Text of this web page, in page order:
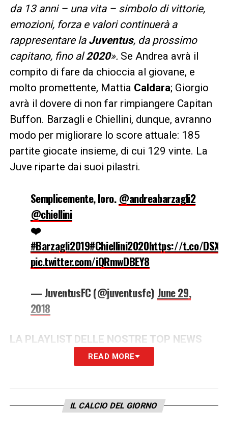
da 13 anni – una vita – simbolo di vittorie,
emozioni, forza e valori continuerà a
rappresentare la Juventus, da prossimo
capitano, fino al2020». Se Andrea avrà il
compito di fare da chioccia al giovane, e
molto promettente, Mattia Caldara; Giorgio
avrà il dovere di non far rimpiangere Capitan
Buffon. Barzagli e Chiellini, dunque, avranno
modo per migliorare lo score attuale: 185
partite giocate insieme, di cui 129 vinte. La
Juve riparte dai suoi pilastri.
Semplicemente, loro.@andreabarzagli2
@chiellini
❤️
#Barzagli2019#Chiellini2020https://t.co/
pic.twitter.com/iQRmwDBEY8
— JuventusFC (@juventusfc) June 29,
2018
LA PLAYLIST DELLE NOSTRE TOP NEWS
READ MORE
IL CALCIO DEL GIORNO